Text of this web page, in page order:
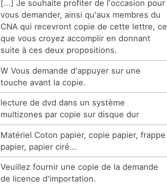
[...] Je souhaite profiter de l'occasion pour
vous demander, ainsi qu'aux membres du
CNA qui recevront copie de cette lettre, ce
que vous croyez accomplir en donnant
suite à ces deux propositions.
W Vous demande d'appuyer sur une
touche avant la copie.
lecture de dvd dans un système
multizones par copie sur disque dur
Matériel Coton papier, copie papier, frappe
papier, papier ciré...
Veuillez fournir une copie de la demande
de licence d'importation.